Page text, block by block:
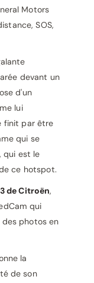
Motors
SOS,
devant un
d'un
lui
finit par être
qui se
qui est le
ce hotspot.
de Citroën,
qui
photos en
la
de son